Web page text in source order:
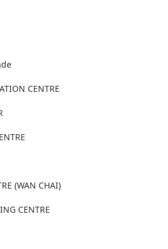
CENTRE
(WAN CHAI)
CENTRE